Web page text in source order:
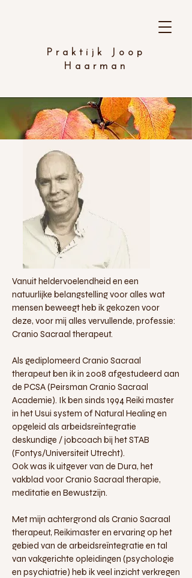
Praktijk Joop
Haarman
Vanuit heldervoelendheid en een
natuurlijke belangstelling voor alles wat
mensen beweegt heb ik gekozen voor
deze, voor mij alles vervullende, professie:
Cranio Sacraal therapeut.
Als gediplomeerd Cranio Sacraal
therapeut ben ik in 2008 afgestudeerd aan
de PCSA (Peirsman Cranio Sacraal
Academie). Ik ben sinds 1994 Reiki master
in het Usui system of Natural Healing en
opgeleid als arbeidsreïntegratie
deskundige / jobcoach bij het STAB
(Fontys/Universiteit Utrecht).
Ook was ik uitgever van de Dura, het
vakblad voor Cranio Sacraal therapie,
meditatie en Bewustzijn.
Met mijn achtergrond als Cranio Sacraal
therapeut, Reikimaster en ervaring op het
gebied van de arbeidsreïntegratie en tal
van vakgerichte opleidingen (psychologie
en psychiatrie) heb ik veel inzicht verkregen